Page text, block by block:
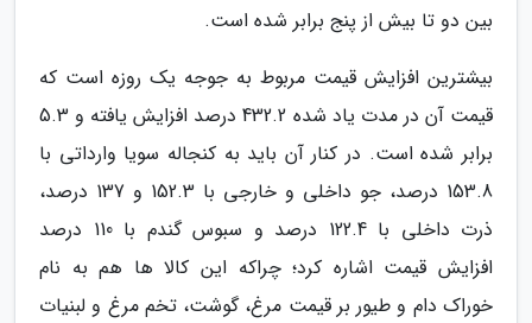
بین دو تا بیش از پنج برابر شده است.
بیشترین افزایش قیمت مربوط به جوجه یک روزه است که
قیمت آن در مدت یاد شده 432.2 درصد افزایش یافته و 5.3
برابر شده است. در کنار آن باید به کنجاله سویا وارداتی با
153.8 درصد، جو داخلی و خارجی با 152.3 و 137 درصد،
ذرت داخلی با 122.4 درصد و سبوس گندم با 110 درصد
افزایش قیمت اشاره کرد؛ چراکه این کالا ها هم به نام
خوراک دام و طیور بر قیمت مرغ، گوشت، تخم مرغ و لبنیات